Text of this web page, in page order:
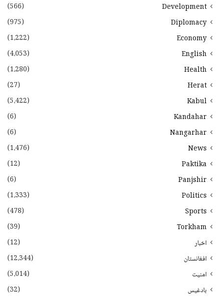
Development
(566)
Diplomacy
(975)
Economy
(1،222)
English
(4،053)
Health
(1،280)
Herat
(27)
Kabul
(5،422)
Kandahar
(6)
Nangarhar
(6)
News
(1،476)
Paktika
(12)
Panjshir
(6)
Politics
(1،333)
Sports
(478)
Torkham
(39)
اخبار
(12)
افغانستان
(12،344)
امنیت
(5،014)
بادغیس
(32)